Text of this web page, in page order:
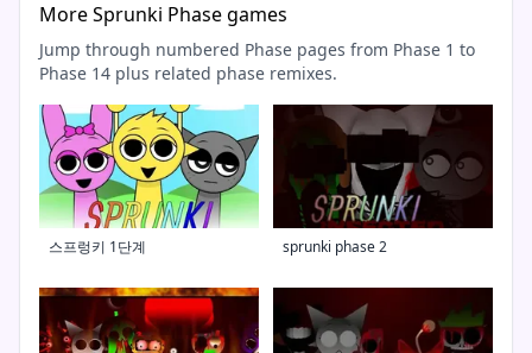
More Sprunki Phase games
Jump through numbered Phase pages from Phase 1 to
Phase 14 plus related phase remixes.
스프렁키 1단계 sprunki phase 2